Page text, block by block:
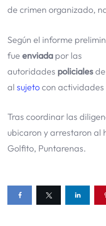
de crimen organizado,
Según el informe
fue enviada por las
autoridades policialesde
al sujetocon
Tras coordinar las
ubicaron y arrestaron al
Golfito, Puntarenas.